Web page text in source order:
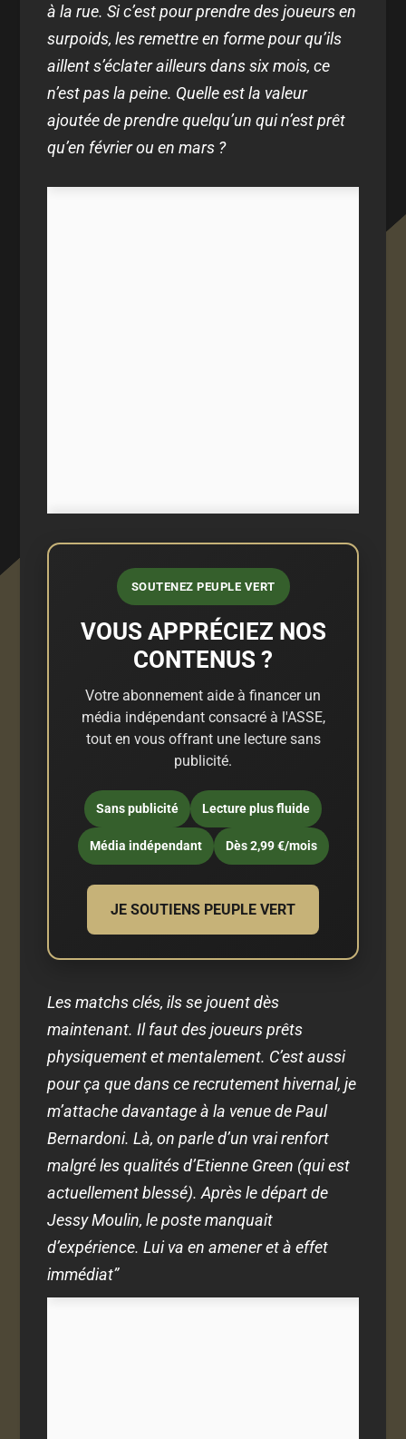
à la rue. Si c’est pour prendre des joueurs en
surpoids, les remettre en forme pour qu’ils
aillent s’éclater ailleurs dans six mois, ce
n’est pas la peine. Quelle est la valeur
ajoutée de prendre quelqu’un qui n’est prêt
qu’en février ou en mars ?
SOUTENEZ PEUPLE VERT
VOUS APPRÉCIEZ NOS
CONTENUS ?
Votre abonnement aide à financer un
média indépendant consacré à l'ASSE,
tout en vous offrant une lecture sans
publicité.
Sans publicité Lecture plus fluide
Média indépendant Dès 2,99 €/mois
JE SOUTIENS PEUPLE VERT
Les matchs clés, ils se jouent dès
maintenant. Il faut des joueurs prêts
physiquement et mentalement. C’est aussi
pour ça que dans ce recrutement hivernal, je
m’attache davantage à la venue de Paul
Bernardoni. Là, on parle d’un vrai renfort
malgré les qualités d’Etienne Green (qui est
actuellement blessé). Après le départ de
Jessy Moulin, le poste manquait
d’expérience. Lui va en amener et à effet
immédiat”